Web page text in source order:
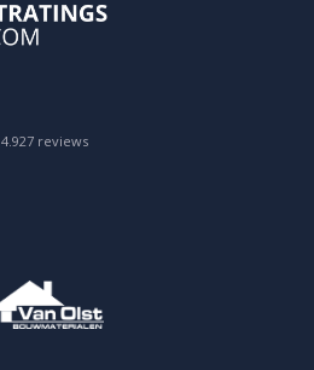
4.927 reviews